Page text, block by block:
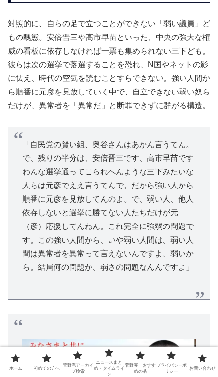
対照的に、自らの足で立つことができない「弱い議員」ど
もの醜態。安倍晋三や高市早苗といった、中央の強大な権
威の看板に依存しなければ一票も集められない三下ども。
彼らは次の選挙で落選することを恐れ、N国やネットの影
に怯え、時代の空気を読むことすらできない。強い人間か
ら順番に元彦を見放していく中で、自立できない弱い奴ら
だけが、異常者を「異常だ」と断罪できずに群がる構造。
「自民党の賢い組、奥谷さんはあかん言うてん。
で、残りの半分は、安倍晋三です、高市早苗です
わんな選挙通ってこられへんような三下みたいな
人らは元彦でええ言うてんで。だから強い人から
順番に元彦を見放してんのよ。で、弱い人、他人
依存しないと選挙に勝てない人たちだけが元
（彦）応援してんねん。これ完全に強弱の問題で
す。この強い人間から、いや弱い人間は、弱い人
間は異常者を異常って言えないんですよ、弱いか
ら。結局何の問題か、弱さの問題なんんですよ」
ホーム 初めての方へ
菅野完アーカイ
ブ検索
ニュースまと
め・タイムライ
ン
菅野完 おすす
めの品
プライバシーポ
リシー
お問い合わせ